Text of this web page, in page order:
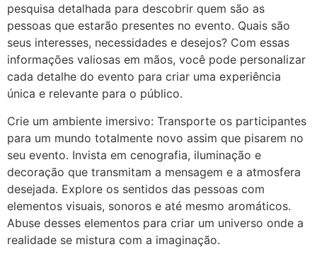
pesquisa detalhada para descobrir quem são as
pessoas que estarão presentes no evento. Quais são
seus interesses, necessidades e desejos? Com essas
informações valiosas em mãos, você pode personalizar
cada detalhe do evento para criar uma experiência
única e relevante para o público.
Crie um ambiente imersivo: Transporte os participantes
para um mundo totalmente novo assim que pisarem no
seu evento. Invista em cenografia, iluminação e
decoração que transmitam a mensagem e a atmosfera
desejada. Explore os sentidos das pessoas com
elementos visuais, sonoros e até mesmo aromáticos.
Abuse desses elementos para criar um universo onde a
realidade se mistura com a imaginação.